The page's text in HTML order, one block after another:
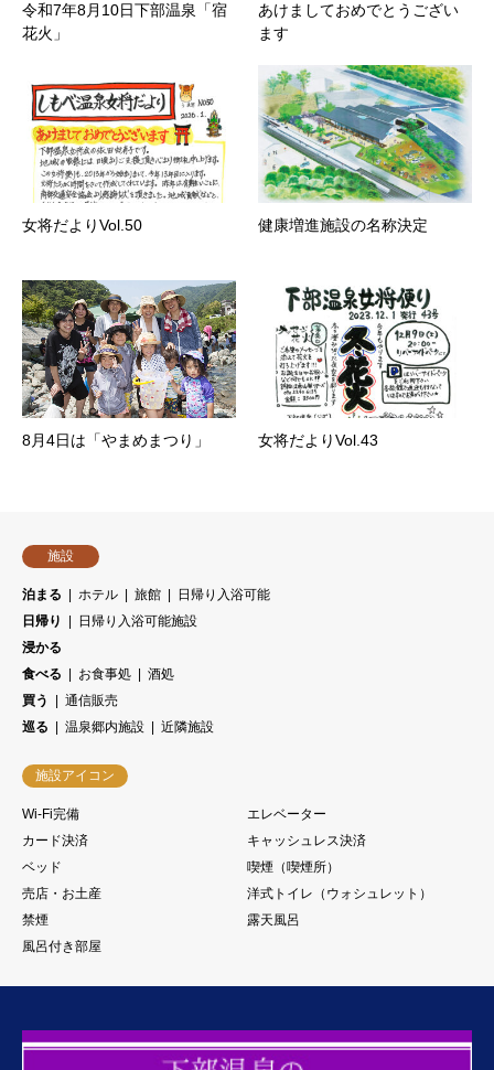
令和7年8月10日下部温泉「宿
花火」
あけましておめでとうござい
ます
女将だよりVol.50 健康増進施設の名称決定
8月4日は「やまめまつり」 女将だよりVol.43
施設
泊まる ホテル 旅館
日帰り入浴可能
日帰り
日帰り入浴可能施設
浸かる
食べる
お食事処
酒処
買う
通信販売
巡る
温泉郷内施設 近隣施設
施設アイコン
Wi-Fi完備
エレベーター
カード決済
キャッシュレス決済
ベッド
喫煙（喫煙所）
売店・お土産
洋式トイレ（ウォシュレット）
禁煙
露天風呂
風呂付き部屋